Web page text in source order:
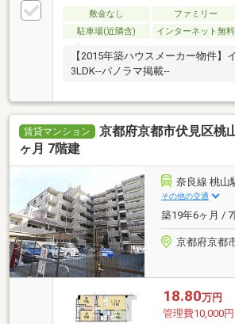
敷金なし ファミリー
駐車場(近隣含)
インターネット無料
【2015年築ハウスメーカー物件】
3LDK--パノラマ掲載--
賃貸マンション
京都府京都市伏見区桃
ヶ月 7階建
奈良線 桃山
その他の交通
築19年6ヶ月 /
京都府京都
18.80万円
管理費10,000円